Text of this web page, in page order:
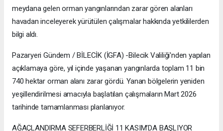
meydana gelen orman yangınlarından zarar gören alanları
havadan inceleyerek yürütülen çalışmalar hakkında yetkililerden
bilgi aldı.
Pazaryeri Gündem / BİLECİK (İGFA) -Bilecik Valiliği'nden yapılan
açıklamaya göre, yıl içinde yaşanan yangınlarda toplam 11 bin
740 hektar orman alanı zarar gördü. Yanan bölgelerin yeniden
yeşillendirilmesi amacıyla başlatılan çalışmaların Mart 2026
tarihinde tamamlanması planlanıyor.
AĞAÇLANDIRMA SEFERBERLİĞİ 11 KASIM’DA BAŞLIYOR